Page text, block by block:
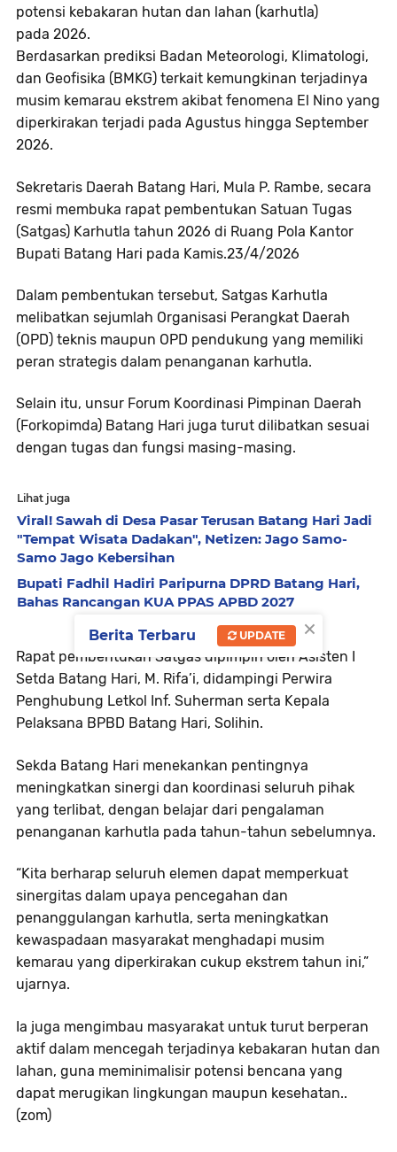
potensi kebakaran hutan dan lahan (karhutla)
pada 2026.
Berdasarkan prediksi Badan Meteorologi, Klimatologi,
dan Geofisika (BMKG) terkait kemungkinan terjadinya
musim kemarau ekstrem akibat fenomena El Nino yang
diperkirakan terjadi pada Agustus hingga September
2026.
Sekretaris Daerah Batang Hari, Mula P. Rambe, secara
resmi membuka rapat pembentukan Satuan Tugas
(Satgas) Karhutla tahun 2026 di Ruang Pola Kantor
Bupati Batang Hari pada Kamis.23/4/2026
Dalam pembentukan tersebut, Satgas Karhutla
melibatkan sejumlah Organisasi Perangkat Daerah
(OPD) teknis maupun OPD pendukung yang memiliki
peran strategis dalam penanganan karhutla.
Selain itu, unsur Forum Koordinasi Pimpinan Daerah
(Forkopimda) Batang Hari juga turut dilibatkan sesuai
dengan tugas dan fungsi masing-masing.
Lihat juga
Viral! Sawah di Desa Pasar Terusan Batang Hari Jadi
"Tempat Wisata Dadakan", Netizen: Jago Samo-
Samo Jago Kebersihan
Bupati Fadhil Hadiri Paripurna DPRD Batang Hari,
Bahas Rancangan KUA PPAS APBD 2027
Rapat pembentukan Satgas dipimpin oleh Asisten I
Setda Batang Hari, M. Rifa’i, didampingi Perwira
Penghubung Letkol Inf. Suherman serta Kepala
Pelaksana BPBD Batang Hari, Solihin.
Sekda Batang Hari menekankan pentingnya
meningkatkan sinergi dan koordinasi seluruh pihak
yang terlibat, dengan belajar dari pengalaman
penanganan karhutla pada tahun-tahun sebelumnya.
“Kita berharap seluruh elemen dapat memperkuat
sinergitas dalam upaya pencegahan dan
penanggulangan karhutla, serta meningkatkan
kewaspadaan masyarakat menghadapi musim
kemarau yang diperkirakan cukup ekstrem tahun ini,”
ujarnya.
Ia juga mengimbau masyarakat untuk turut berperan
aktif dalam mencegah terjadinya kebakaran hutan dan
lahan, guna meminimalisir potensi bencana yang
dapat merugikan lingkungan maupun kesehatan..
(zom)
×
Berita Terbaru UPDATE